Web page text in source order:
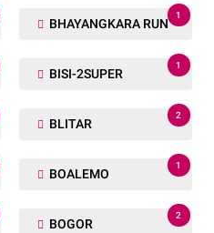
BHAYANGKARA RUN
1
BISI-2SUPER
1
BLITAR
2
BOALEMO
1
BOGOR
2